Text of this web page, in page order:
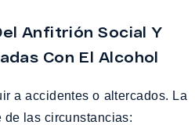
Anfitrión Social Y
Con El Alcohol
a accidentes o altercados. La
las circunstancias: